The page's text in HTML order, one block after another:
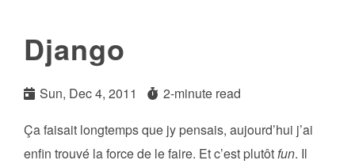
Django
Sun, Dec 4, 2011
2-minute read
Ça faisait longtemps que jy pensais, aujourd’hui j’ai
enfin trouvé la force de le faire. Et c’est plutôtfun. Il